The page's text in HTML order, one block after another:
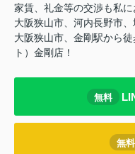
家賃、礼金等の交渉も私に
大阪狭山市、河内長野市
大阪狭山市、金剛駅から
ト）金剛店！
無料
無料